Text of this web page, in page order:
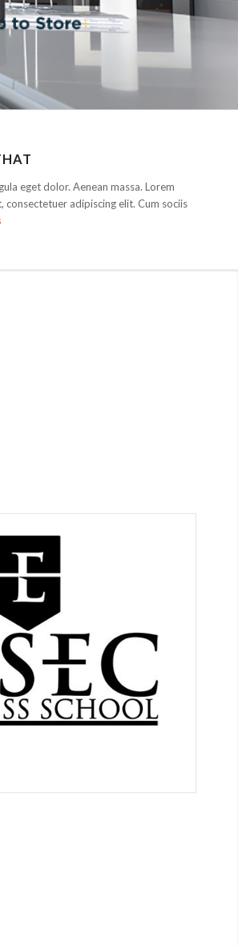
eget dolor. Aenean massa. Lorem
consectetuer adipiscing elit. Cum sociis